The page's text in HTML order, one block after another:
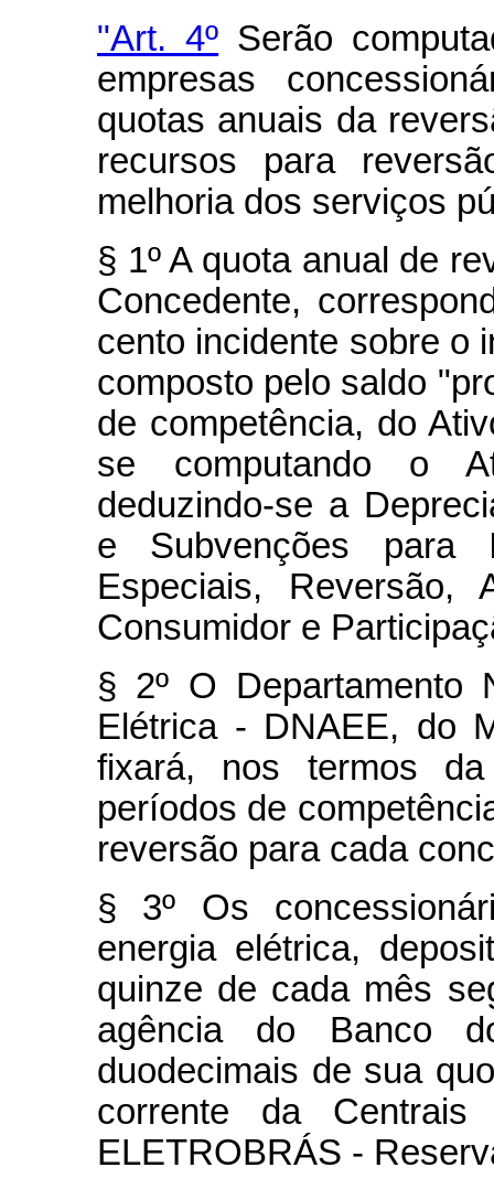
"Art. 4º Serão
empresas
quotas anuais da
recursos para
melhoria dos serviços
§ 1º A quota anual de
Concedente,
cento incidente sobre o
composto pelo saldo
de competência, do
se computando o
deduzindo-se a
e Subvenções para
Especiais, Reversão,
Consumidor e
§ 2º O Departamento
Elétrica - DNAEE, do
fixará, nos termos
períodos de
reversão para cada
§ 3º Os
energia elétrica,
quinze de cada mês
agência do Banco
duodecimais de sua
corrente da
ELETROBRÁS -